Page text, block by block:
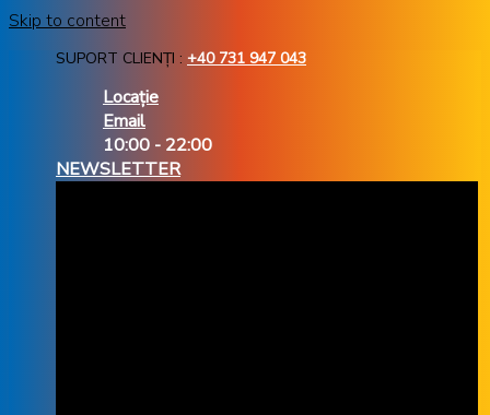
Skip to content
SUPORT CLIENȚI : +40 731 947 043
Locație
Email
10:00 - 22:00
NEWSLETTER